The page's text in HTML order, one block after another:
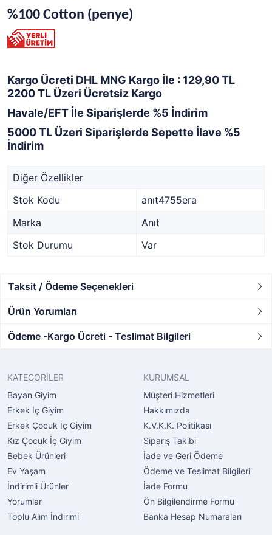
%100 Cotton (penye)
Kargo Ücreti DHL MNG Kargo İle : 129,90 TL
2200 TL Üzeri Ücretsiz Kargo
Havale/EFT İle Siparişlerde %5 İndirim
5000 TL Üzeri Siparişlerde Sepette İlave %5
İndirim
Diğer Özellikler
Stok Kodu
anıt4755era
Marka
Anıt
Stok Durumu
Var
Taksit / Ödeme Seçenekleri
Ürün Yorumları
Ödeme -Kargo Ücreti - Teslimat Bilgileri
KATEGORİLER
Bayan Giyim
Erkek İç Giyim
Erkek Çocuk İç Giyim
Kız Çocuk İç Giyim
Bebek Ürünleri
Ev Yaşam
İndirimli Ürünler
Yorumlar
Toplu Alım İndirimi
KURUMSAL
Müşteri Hizmetleri
Hakkımızda
K.V.K.K. Politikası
Sipariş Takibi
İade ve Geri Ödeme
Ödeme ve Teslimat Bilgileri
İade Formu
Ön Bilgilendirme Formu
Banka Hesap Numaraları